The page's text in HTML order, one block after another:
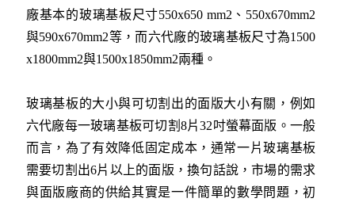
廠基本的玻璃基板尺寸550x650 mm2、550x670mm2
與590x670mm2等，而六代廠的玻璃基板尺寸為1500
x1800mm2與1500x1850mm2兩種。
玻璃基板的大小與可切割出的面版大小有關，例如
六代廠每一玻璃基板可切割8片32吋螢幕面版。一般
而言，為了有效降低固定成本，通常一片玻璃基板
需要切割出6片以上的面版，換句話說，市場的需求
與面版廠商的供給其實是一件簡單的數學問題，初